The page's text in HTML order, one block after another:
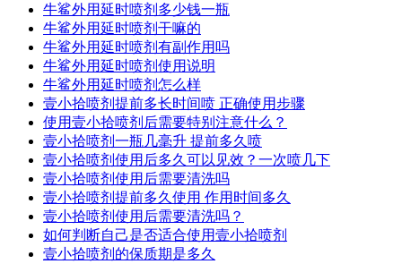
牛鲨外用延时喷剂多少钱一瓶
牛鲨外用延时喷剂干嘛的
牛鲨外用延时喷剂有副作用吗
牛鲨外用延时喷剂使用说明
牛鲨外用延时喷剂怎么样
壹小拾喷剂提前多长时间喷 正确使用步骤
使用壹小拾喷剂后需要特别注意什么？
壹小拾喷剂一瓶几毫升 提前多久喷
壹小拾喷剂使用后多久可以见效？一次喷几下
壹小拾喷剂使用后需要清洗吗
壹小拾喷剂提前多久使用 作用时间多久
壹小拾喷剂使用后需要清洗吗？
如何判断自己是否适合使用壹小拾喷剂
壹小拾喷剂的保质期是多久